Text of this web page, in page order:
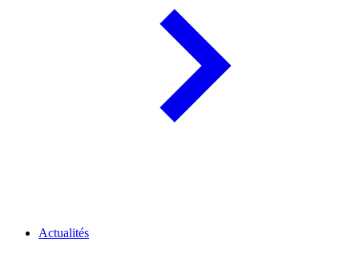
Actualités